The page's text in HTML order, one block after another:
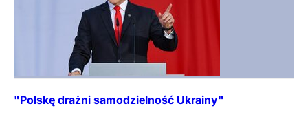
"Polskę drażni samodzielność Ukrainy"